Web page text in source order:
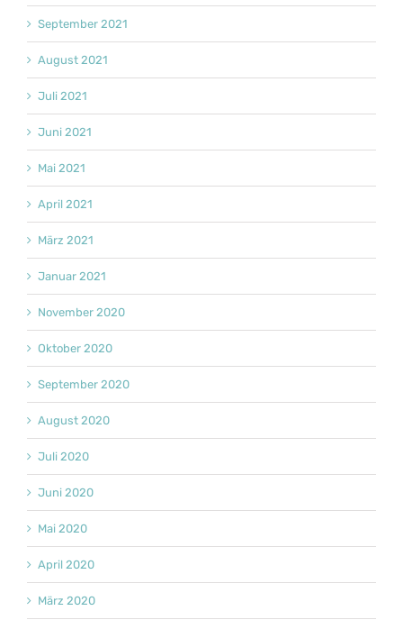
September 2021
August 2021
Juli 2021
Juni 2021
Mai 2021
April 2021
März 2021
Januar 2021
November 2020
Oktober 2020
September 2020
August 2020
Juli 2020
Juni 2020
Mai 2020
April 2020
März 2020